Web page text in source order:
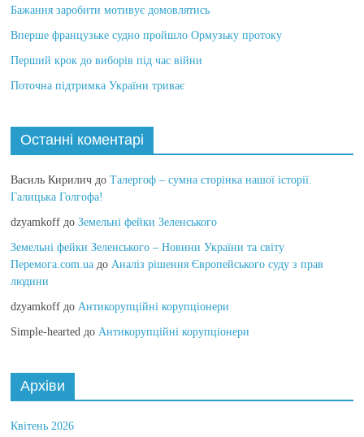
Бажання заробити мотивує домовлятись
Вперше французьке судно пройшло Ормузьку протоку
Перший крок до виборів під час війни
Поточна підтримка України триває
Останні коментарі
Василь Кирилич доТалергоф – сумна сторінка нашої історії.
Галицька Голгофа!
dzyamkoff доЗемельні фейки Зеленського
Земельні фейки Зеленського – Новини України та світу
Перемога.com.ua до Аналіз рішення Європейського суду з прав
людини
dzyamkoff до Антикорупційні корупціонери
Simple-hearted до Антикорупційні корупціонери
Архіви
Квітень 2026